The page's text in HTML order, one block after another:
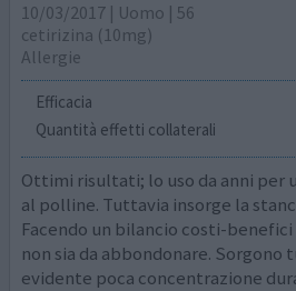
10/03/2017 | Uomo | 56
cetirizina (10mg)
Allergie
Efficacia
Quantità effetti collaterali
Ottimi risultati; lo uso da anni per
al polline. Tuttavia insorge la
Facendo un bilancio costi-
non sia da abbondonare.
evidente poca concentrazione